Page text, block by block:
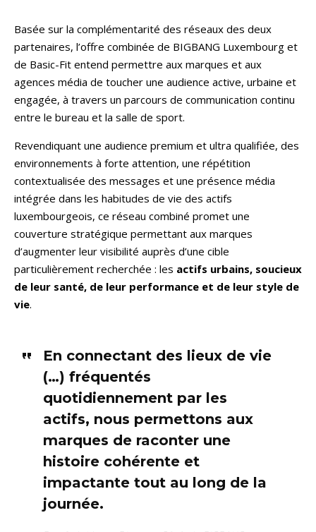
Basée sur la complémentarité des réseaux des deux
partenaires, l’offre combinée de BIGBANG Luxembourg et
de Basic-Fit entend permettre aux marques et aux
agences média de toucher une audience active, urbaine et
engagée, à travers un parcours de communication continu
entre le bureau et la salle de sport.
Revendiquant une audience premium et ultra qualifiée, des
environnements à forte attention, une répétition
contextualisée des messages et une présence média
intégrée dans les habitudes de vie des actifs
luxembourgeois, ce réseau combiné promet une
couverture stratégique permettant aux marques
d’augmenter leur visibilité auprès d’une cible
particulièrement recherchée : les actifs urbains, soucieux
de leur santé, de leur performance et de leur style de
vie.
En connectant des lieux de vie
(…) fréquentés
quotidiennement par les
actifs, nous permettons aux
marques de raconter une
histoire cohérente et
impactante tout au long de la
journée.